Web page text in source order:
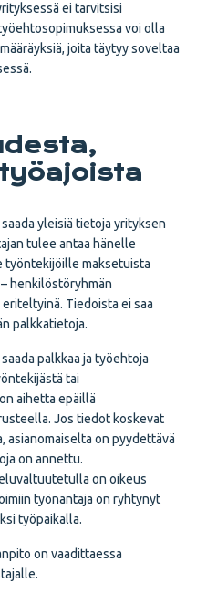
ei tarvitsisi
voi olla
joita täytyy soveltaa
yleisiä tietoja yrityksen
tulee antaa hänelle
maksetuista
henkilöstöryhmän
Tiedoista ei saa
palkkatietoja.
palkkaa ja työehtoja
tai
aihetta epäillä
Jos tiedot koskevat
asianomaiselta on pyydettävä
on annettu.
on oikeus
työnantaja on ryhtynyt
työpaikalla.
on vaadittaessa